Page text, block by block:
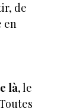
de
en
là, le